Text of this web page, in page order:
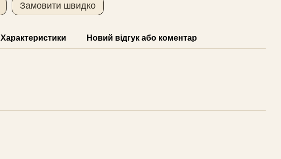
Замовити швидко
Характеристики Новий відгук або коментар